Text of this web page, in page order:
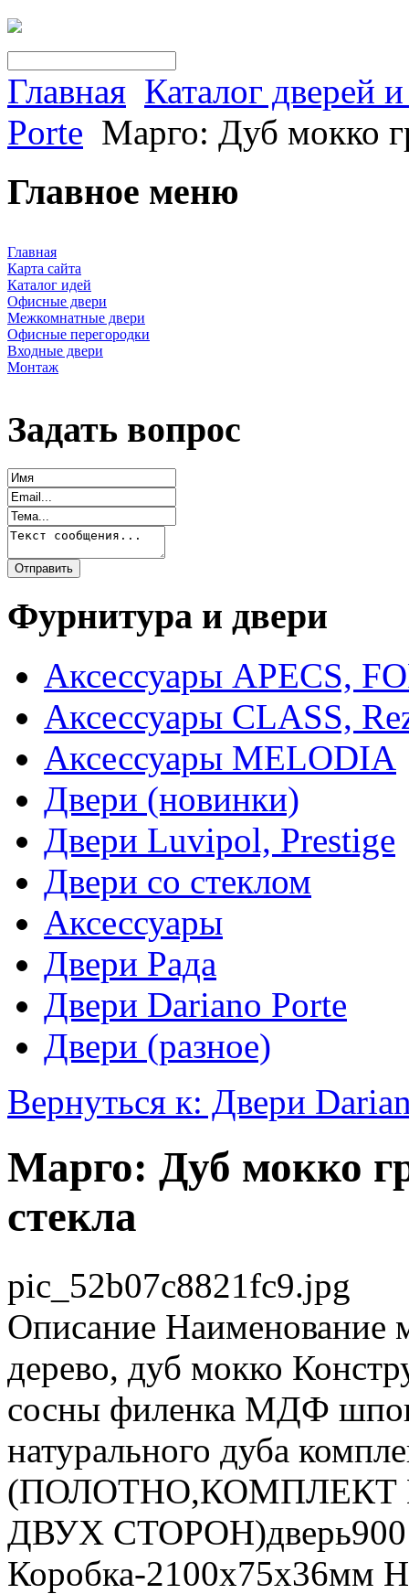
Главная Каталог дверей
Porte Марго: Дуб мокко
Главное меню
Главная
Карта сайта
Каталог идей
Офисные двери
Межкомнатные двери
Офисные перегородки
Входные двери
Монтаж
Задать вопрос
Фурнитура и двери
Аксессуары APECS,
Аксессуары CLASS,
Аксессуары MELODIA
Двери (новинки)
Двери Luvipol, Prestige
Двери со стеклом
Аксессуары
Двери Рада
Двери Dariano Porte
Двери (разное)
Вернуться к: Двери
Марго: Дуб мокко
стекла
pic_52b07c8821fc9.jpg
Описание Наименование
дерево, дуб мокко
сосны филенка МДФ шпон
натурального дуба
(ПОЛОТНО,КОМПЛЕКТ
ДВУХ СТОРОН)дверь900
Коробка-2100х75х36мм